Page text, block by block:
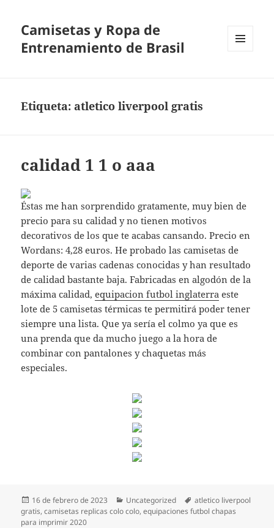
Camisetas y Ropa de
Entrenamiento de Brasil
Etiqueta: atletico liverpool gratis
calidad 1 1 o aaa
Éstas me han sorprendido gratamente, muy bien de
precio para su calidad y no tienen motivos
decorativos de los que te acabas cansando. Precio en
Wordans: 4,28 euros. He probado las camisetas de
deporte de varias cadenas conocidas y han resultado
de calidad bastante baja. Fabricadas en algodón de la
máxima calidad,equipacion futbol inglaterra este
lote de 5 camisetas térmicas te permitirá poder tener
siempre una lista. Que ya sería el colmo ya que es
una prenda que da mucho juego a la hora de
combinar con pantalones y chaquetas más
especiales.
Publicado
el
16 de febrero de 2023 Categorías
Uncategorized Etiquetas
atletico liverpool
gratis,camisetas replicas colo colo,equipaciones futbol chapas
para imprimir 2020